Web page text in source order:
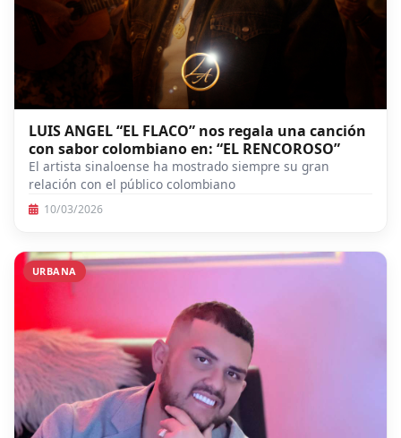
LUIS ANGEL “EL FLACO” nos regala una canción
con sabor colombiano en: “EL RENCOROSO”
El artista sinaloense ha mostrado siempre su gran
relación con el público colombiano
10/03/2026
URBANA